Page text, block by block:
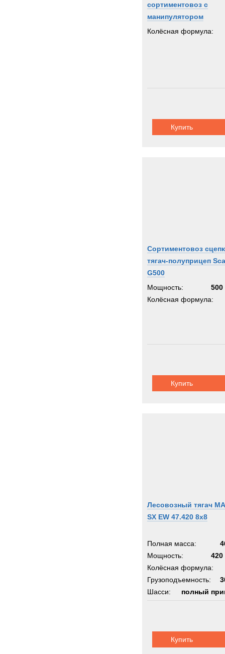
сортиментовоз с
манипулятором
Колёсная формула:
Купить
Сортиментовоз
тягач-полуприцеп
G500
Мощность:
500
Колёсная формула:
Купить
Лесовозный тягач
SX EW 47.420 8x8
Полная масса:
Мощность:
420
Колёсная формула:
Грузоподъемность:
Шасси:
полный
Купить